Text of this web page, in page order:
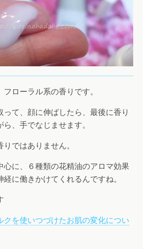
ローラル系の香りです。
って、顔に伸ばしたら、最後に香り
、手でなじませます。
ではありません。
心に、６種類の花精油のアロマ効果
に働きかけてくれるんですね。
クを使いつづけたお肌の変化につい